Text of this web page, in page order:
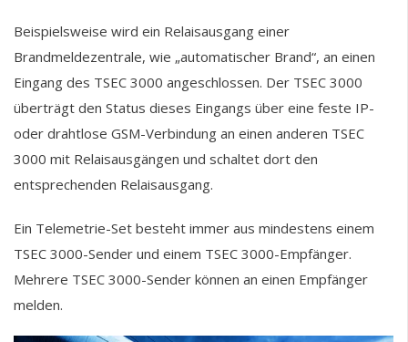
Beispielsweise wird ein Relaisausgang einer
Brandmeldezentrale, wie „automatischer Brand“, an einen
Eingang des TSEC 3000 angeschlossen. Der TSEC 3000
überträgt den Status dieses Eingangs über eine feste IP-
oder drahtlose GSM-Verbindung an einen anderen TSEC
3000 mit Relaisausgängen und schaltet dort den
entsprechenden Relaisausgang.
Ein Telemetrie-Set besteht immer aus mindestens einem
TSEC 3000-Sender und einem TSEC 3000-Empfänger.
Mehrere TSEC 3000-Sender können an einen Empfänger
melden.